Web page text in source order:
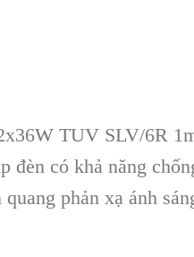
TUV SLV/6R
đèn có khả năng
phản xạ ánh